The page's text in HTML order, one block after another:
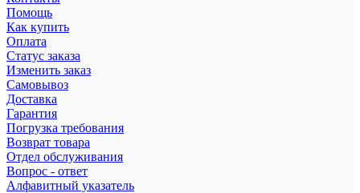
Помощь
Как купить
Оплата
Статус заказа
Изменить заказ
Самовывоз
Доставка
Гарантия
Погрузка требования
Возврат товара
Отдел обслуживания
Вопрос - ответ
Алфавитный указатель